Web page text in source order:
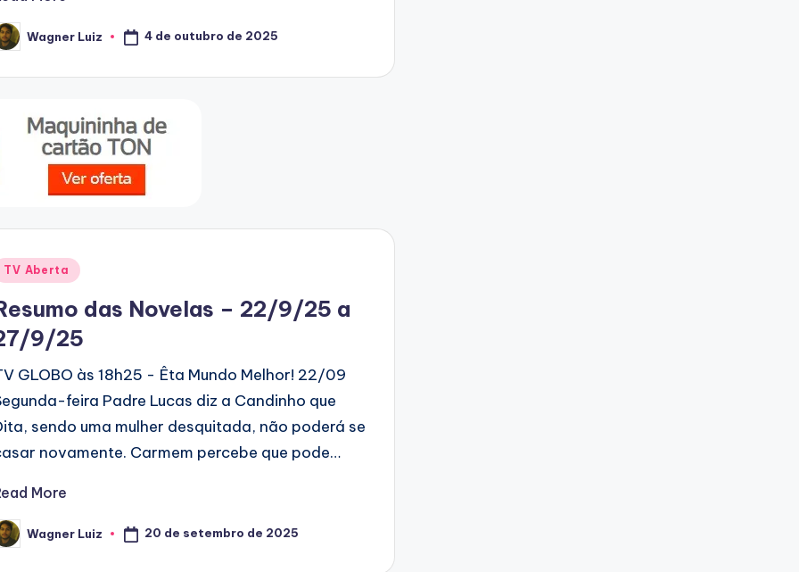
Wagner Luiz 4 de outubro de 2025
TV Aberta
das Novelas – 22/9/25 a
9/25
GLOBO às 18h25 - Êta Mundo Melhor! 22/09
feira Padre Lucas diz a Candinho que
sendo uma mulher desquitada, não poderá se
novamente. Carmem percebe que pode…
More
Wagner Luiz 20 de setembro de 2025